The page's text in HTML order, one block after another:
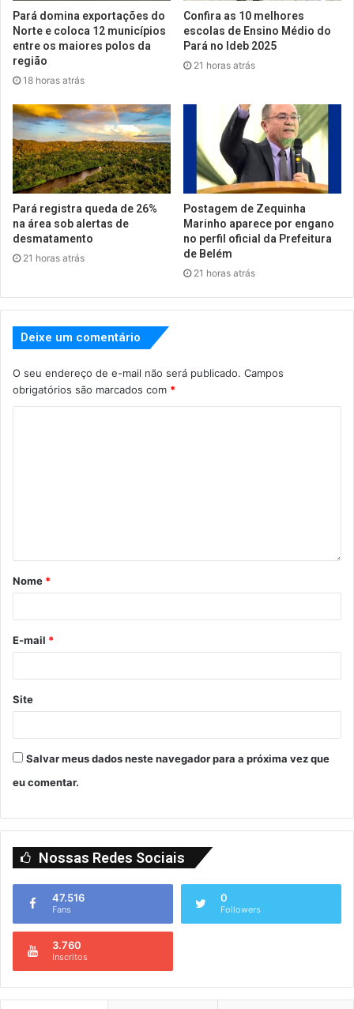
Pará domina exportações do
Norte e coloca 12 municípios
entre os maiores polos da
região
18 horas atrás
Confira as 10 melhores
escolas de Ensino Médio do
Pará no Ideb 2025
21 horas atrás
Pará registra queda de 26%
na área sob alertas de
desmatamento
21 horas atrás
Postagem de Zequinha
Marinho aparece por engano
no perfil oficial da Prefeitura
de Belém
21 horas atrás
Deixe um comentário
O seu endereço de e-mail não será publicado. Campos
obrigatórios são marcados com *
Nome *
E-mail *
Site
Salvar meus dados neste navegador para a próxima vez que
eu comentar.
Nossas Redes Sociais
47.516
Fans
0
Followers
3.760
Inscritos